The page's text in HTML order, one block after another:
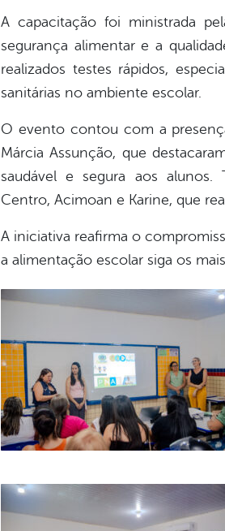
A capacitação foi ministrada
segurança alimentar e a
realizados testes rápidos,
sanitárias no ambiente escolar.
O evento contou com a
Márcia Assunção, que
saudável e segura aos alunos.
Centro, Acimoan e Karine, que
A iniciativa reafirma o
a alimentação escolar siga os